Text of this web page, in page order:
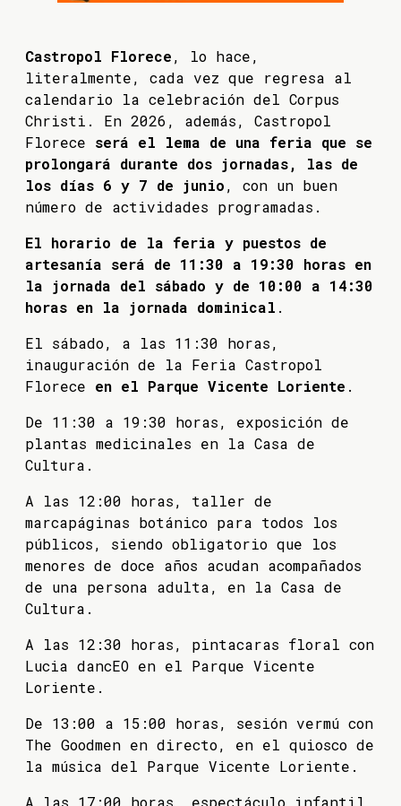
Castropol Florece, lo hace,
literalmente, cada vez que regresa al
calendario la celebración del Corpus
Christi. En 2026, además, Castropol
Florece será el lema de una feria que se
prolongará durante dos jornadas, las de
los días 6 y 7 de junio, con un buen
número de actividades programadas.
El horario de la feria y puestos de
artesanía será de 11:30 a 19:30 horas en
la jornada del sábado y de 10:00 a 14:30
horas en la jornada dominical .
El sábado, a las 11:30 horas,
inauguración de la Feria Castropol
Florece en el Parque Vicente Loriente .
De 11:30 a 19:30 horas, exposición de
plantas medicinales en la Casa de
Cultura.
A las 12:00 horas, taller de
marcapáginas botánico para todos los
públicos, siendo obligatorio que los
menores de doce años acudan acompañados
de una persona adulta, en la Casa de
Cultura.
A las 12:30 horas, pintacaras floral con
Lucia dancEO en el Parque Vicente
Loriente.
De 13:00 a 15:00 horas, sesión vermú con
The Goodmen en directo, en el quiosco de
la música del Parque Vicente Loriente.
A las 17:00 horas, espectáculo infantil